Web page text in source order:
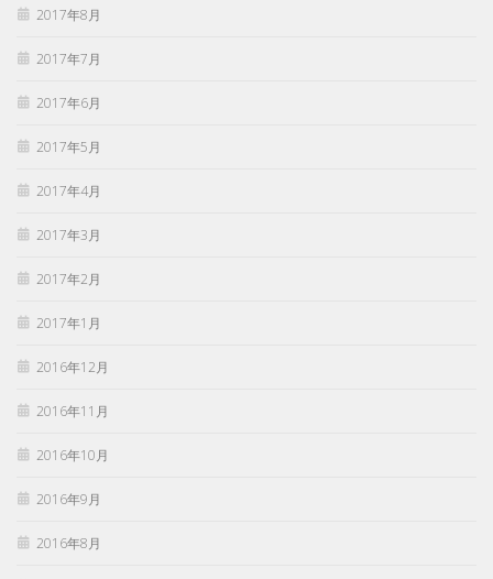
2017年8月
2017年7月
2017年6月
2017年5月
2017年4月
2017年3月
2017年2月
2017年1月
2016年12月
2016年11月
2016年10月
2016年9月
2016年8月